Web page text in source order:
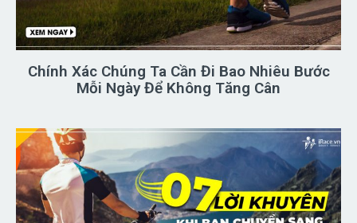
Chính Xác Chúng Ta Cần Đi Bao Nhiêu Bước
Mỗi Ngày Để Không Tăng Cân